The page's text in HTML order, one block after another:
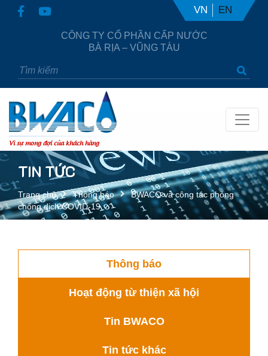
CÔNG TY CỔ PHẦN CẤP NƯỚC
BÀ RỊA – VŨNG TÀU
VN EN
Vì sự mong đợi của khách hàng
TIN TỨC
Trang chủ Thông báo
BWACO và công tác phòng
chống dịch COVID-19
Thông báo
Hoạt động từ thiện xã hội
Tin BWACO
Tin tức khác